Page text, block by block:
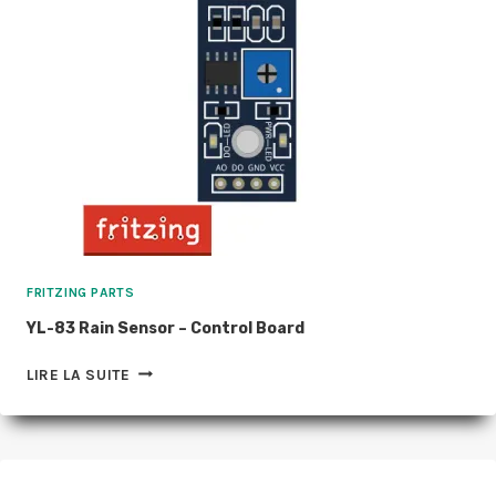
FRITZING PARTS
YL-83 Rain Sensor – Control Board
LIRE LA SUITE YL-
RAIN